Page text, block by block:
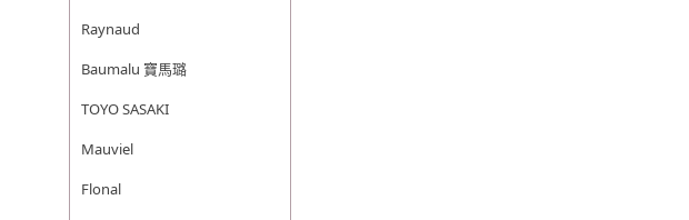
Raynaud
Baumalu 寶馬璐
TOYO SASAKI
Mauviel
Flonal